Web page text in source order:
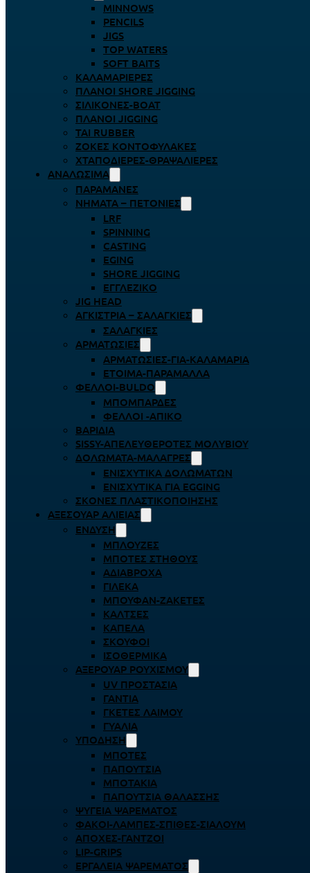
MINNOWS
PENCILS
JIGS
TOP WATERS
SOFT BAITS
ΚΑΛΑΜΑΡΙΈΡΕΣ
ΠΛΆΝΟΙ SHORE JIGGING
ΣΙΛΙΚΌΝΕΣ-BOAT
ΠΛΆΝΟΙ JIGGING
TAI RUBBER
ΖΌΚΕΣ ΚΟΝΤΟΦΎΛΑΚΕΣ
ΧΤΑΠΟΔΙΈΡΕΣ-ΘΡΑΨΑΛΙΈΡΕΣ
ΑΝΑΛΏΣΙΜΑ
ΠΑΡΑΜΆΝΕΣ
ΝΉΜΑΤΑ – ΠΕΤΟΝΙΈΣ
LRF
SPINNING
CASTING
EGING
SHORE JIGGING
ΕΓΓΛΈΖΙΚΟ
JIG HEAD
ΑΓΚΊΣΤΡΙΑ – ΣΑΛΑΓΚΙΈΣ
ΣΑΛΑΓΚΙΈΣ
ΑΡΜΑΤΩΣΙΈΣ
ΑΡΜΑΤΩΣΙΈΣ-ΓΙΑ-ΚΑΛΑΜΆΡΙΑ
ΈΤΟΙΜΑ-ΠΑΡΆΜΑΛΛΑ
ΦΕΛΛΟΊ-BULDO
ΜΠΟΜΠΆΡΔΕΣ
ΦΕΛΛΟΊ -ΑΠΊΚΟ
ΒΑΡΊΔΙΑ
SISSY-ΑΠΕΛΕΥΘΕΡΟΤΈΣ ΜΟΛΥΒΙΟΎ
ΔΟΛΏΜΑΤΑ-ΜΑΛΆΓΡΕΣ
ΕΝΙΣΧΥΤΙΚΆ ΔΟΛΩΜΆΤΩΝ
ΕΝΙΣΧΥΤΙΚΆ ΓΙΑ EGGING
ΣΚΌΝΕΣ ΠΛΑΣΤΙΚΟΠΟΊΗΣΗΣ
ΑΞΕΣΟΥΆΡ ΑΛΙΕΊΑΣ
ΈΝΔΥΣΗ
ΜΠΛΟΎΖΕΣ
ΜΠΌΤΕΣ ΣΤΉΘΟΥΣ
ΑΔΙΆΒΡΟΧΑ
ΓΙΛΈΚΑ
ΜΠΟΥΦΆΝ-ΖΑΚΈΤΕΣ
ΚΆΛΤΣΕΣ
ΚΑΠΈΛΑ
ΣΚΟΎΦΟΙ
ΙΣΟΘΕΡΜΙΚΆ
ΑΞΕΡΟΥΆΡ ΡΟΥΧΙΣΜΟΎ
UV ΠΡΟΣΤΑΣΊΑ
ΓΆΝΤΙΑ
ΓΚΈΤΕΣ ΛΑΊΜΟΥ
ΓΥΑΛΙΆ
ΥΠΌΔΗΣΗ
ΜΠΌΤΕΣ
ΠΑΠΟΎΤΣΙΑ
ΜΠΟΤΆΚΙΑ
ΠΑΠΟΎΤΣΙΑ ΘΑΛΆΣΣΗΣ
ΨΥΓΕΊΑ ΨΑΡΈΜΑΤΟΣ
ΦΑΚΟΊ-ΛΆΜΠΕΣ-ΣΠΊΘΕΣ-ΣΊΑΛΟΥΜ
ΑΠΌΧΕΣ-ΓΆΝΤΖΟΙ
LIP-GRIPS
EΡΓΑΛΕΊΑ ΨΑΡΈΜΑΤΟΣ